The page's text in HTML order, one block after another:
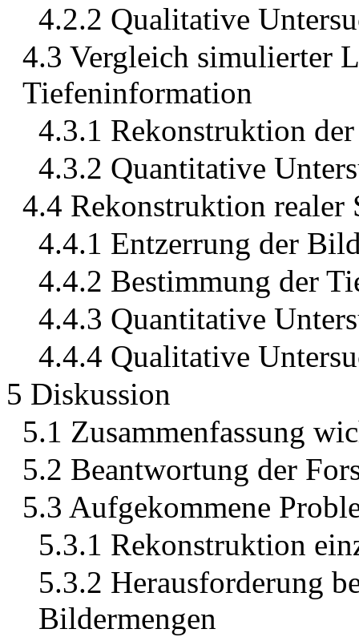
4.2.2 Qualitative
4.3 Vergleich simulierter
Tiefeninformation
4.3.1 Rekonstruktion
4.3.2 Quantitative
4.4 Rekonstruktion realer
4.4.1 Entzerrung der
4.4.2 Bestimmung der
4.4.3 Quantitative
4.4.4 Qualitative
5 Diskussion
5.1 Zusammenfassung
5.2 Beantwortung der
5.3 Aufgekommene
5.3.1 Rekonstruktion
5.3.2 Herausforderung
Bildermengen